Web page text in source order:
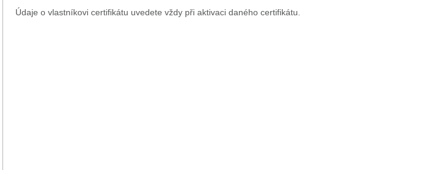
Údaje o vlastníkovi certifikátu uvedete vždy při aktivaci daného certifikátu.